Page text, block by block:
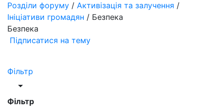
Розділи форуму / Активізація та залучення /
Ініціативи громадян / Безпека
Безпека
Підписатися на тему
Фільтр
Фільтр